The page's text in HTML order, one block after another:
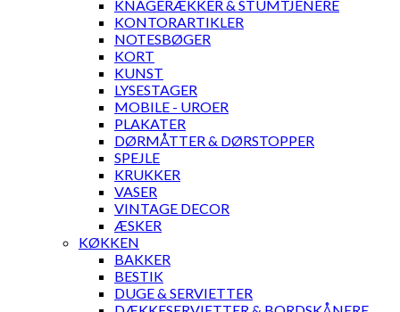
KNAGERÆKKER & STUMTJENERE
KONTORARTIKLER
NOTESBØGER
KORT
KUNST
LYSESTAGER
MOBILE - UROER
PLAKATER
DØRMÅTTER & DØRSTOPPER
SPEJLE
KRUKKER
VASER
VINTAGE DECOR
ÆSKER
KØKKEN
BAKKER
BESTIK
DUGE & SERVIETTER